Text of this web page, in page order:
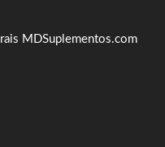
MDSuplementos.com